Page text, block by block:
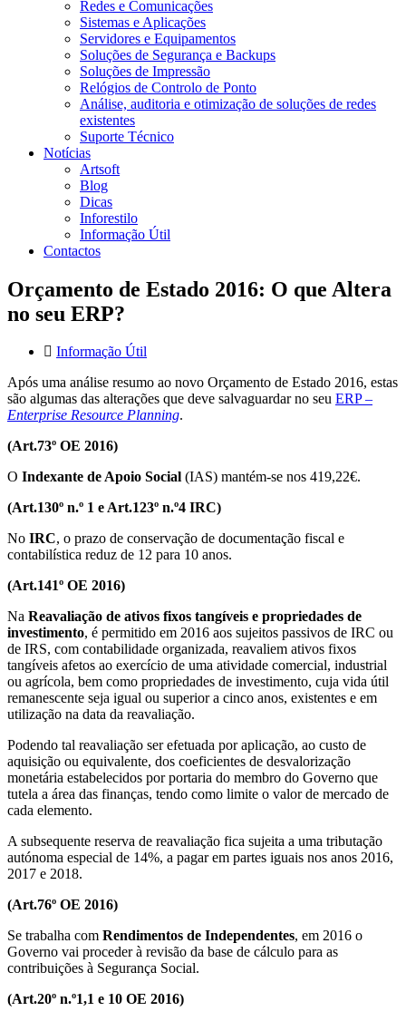
Redes e Comunicações
Sistemas e Aplicações
Servidores e Equipamentos
Soluções de Segurança e Backups
Soluções de Impressão
Relógios de Controlo de Ponto
Análise, auditoria e otimização de soluções de redes
existentes
Suporte Técnico
Notícias
Artsoft
Blog
Dicas
Inforestilo
Informação Útil
Contactos
Orçamento de Estado 2016: O que Altera
no seu ERP?
Informação Útil
Após uma análise resumo ao novo Orçamento de Estado 2016, estas
são algumas das alterações que deve salvaguardar no seu ERP –
Enterprise Resource Planning.
(Art.73º OE 2016)
O Indexante de Apoio Social (IAS) mantém-se nos 419,22€.
(Art.130º n.º 1 e Art.123º n.º4 IRC)
No IRC, o prazo de conservação de documentação fiscal e
contabilística reduz de 12 para 10 anos.
(Art.141º OE 2016)
Na Reavaliação de ativos fixos tangíveis e propriedades de
investimento, é permitido em 2016 aos sujeitos passivos de IRC ou
de IRS, com contabilidade organizada, reavaliem ativos fixos
tangíveis afetos ao exercício de uma atividade comercial, industrial
ou agrícola, bem como propriedades de investimento, cuja vida útil
remanescente seja igual ou superior a cinco anos, existentes e em
utilização na data da reavaliação.
Podendo tal reavaliação ser efetuada por aplicação, ao custo de
aquisição ou equivalente, dos coeficientes de desvalorização
monetária estabelecidos por portaria do membro do Governo que
tutela a área das finanças, tendo como limite o valor de mercado de
cada elemento.
A subsequente reserva de reavaliação fica sujeita a uma tributação
autónoma especial de 14%, a pagar em partes iguais nos anos 2016,
2017 e 2018.
(Art.76º OE 2016)
Se trabalha com Rendimentos de Independentes, em 2016 o
Governo vai proceder à revisão da base de cálculo para as
contribuições à Segurança Social.
(Art.20º n.º1,1 e 10 OE 2016)